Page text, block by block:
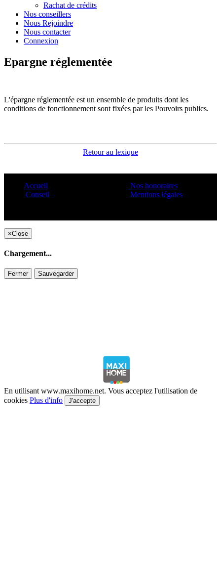
Rachat de crédits
Nos conseillers
Nous Rejoindre
Nous contacter
Connexion
Epargne réglementée
L'épargne réglementée est un ensemble de produits dont les
conditions de fonctionnement sont fixées par les Pouvoirs publics.
Retour au lexique
Accueil
Conseil
Nos honoraires
Mentions légales
×Close
Chargement...
Fermer Sauvegarder
En utilisant www.maxihome.net. Vous acceptez l'utilisation de
cookies Plus d'info J'accepte